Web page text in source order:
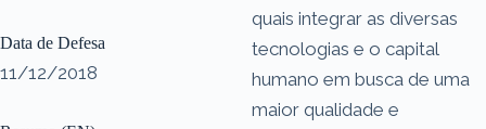
Data de Defesa
11/12/2018
quais integrar as diversas
tecnologias e o capital
humano em busca de uma
maior qualidade e